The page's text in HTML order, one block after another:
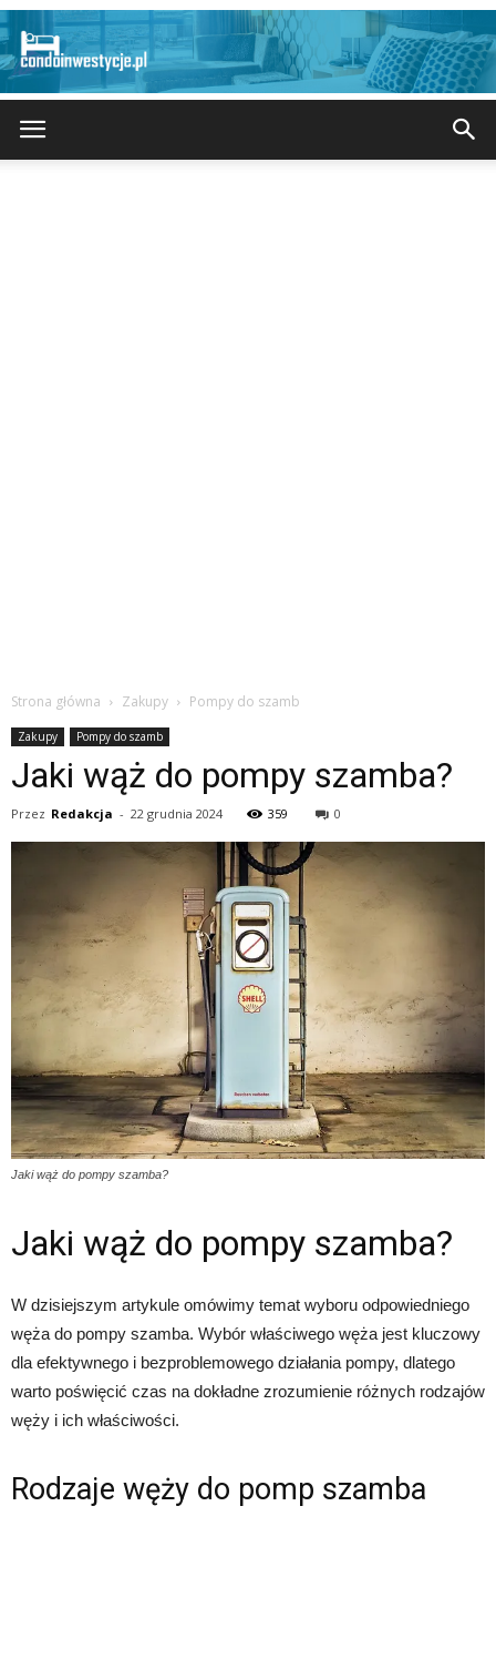
Strona główna Zakupy Pompy do szamb
Zakupy Pompy do szamb
Jaki wąż do pompy szamba?
Przez Redakcja - 22 grudnia 2024 359 0
Jaki wąż do pompy szamba?
Jaki wąż do pompy szamba?
W dzisiejszym artykule omówimy temat wyboru odpowiedniego
węża do pompy szamba. Wybór właściwego węża jest kluczowy
dla efektywnego i bezproblemowego działania pompy, dlatego
warto poświęcić czas na dokładne zrozumienie różnych rodzajów
węży i ich właściwości.
Rodzaje węży do pomp szamba